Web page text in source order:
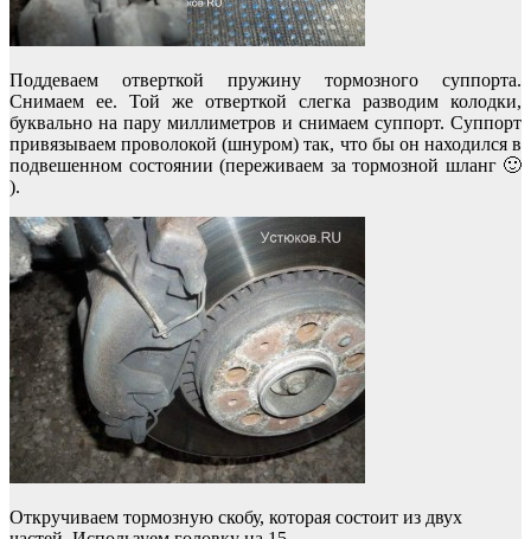
Поддеваем отверткой пружину тормозного суппорта.
Снимаем ее. Той же отверткой слегка разводим колодки,
буквально на пару миллиметров и снимаем суппорт. Суппорт
привязываем проволокой (шнуром) так, что бы он находился в
подвешенном состоянии (переживаем за тормозной шланг 🙂
).
Откручиваем тормозную скобу, которая состоит из двух